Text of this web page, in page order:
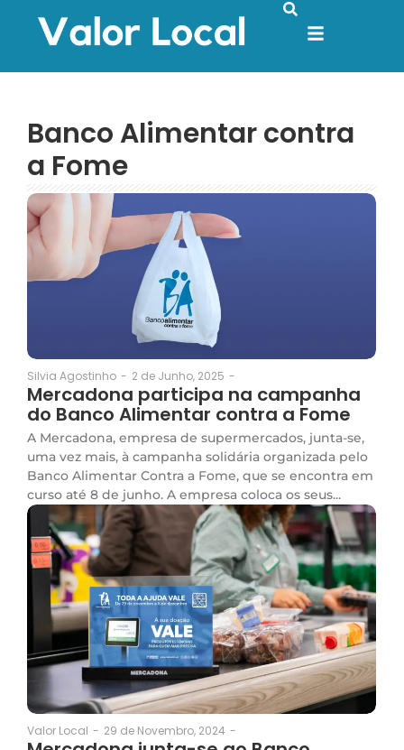
Banco Alimentar contra
a Fome
Silvia Agostinho - 2 de Junho, 2025 -
Mercadona participa na campanha
do Banco Alimentar contra a Fome
A Mercadona, empresa de supermercados, junta-se,
uma vez mais, à campanha solidária organizada pelo
Banco Alimentar Contra a Fome, que se encontra em
curso até 8 de junho. A empresa coloca os seus...
Valor Local - 29 de Novembro, 2024 -